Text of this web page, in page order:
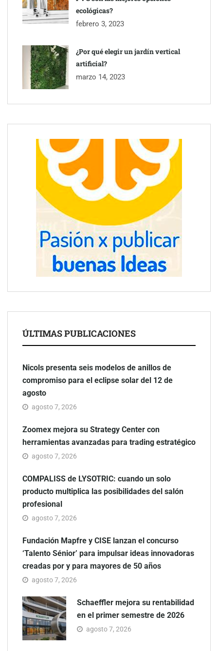
ecológicas?
febrero 3, 2023
¿Por qué elegir un jardín vertical
artificial?
marzo 14, 2023
ÚLTIMAS PUBLICACIONES
Nicols presenta seis modelos de anillos de
compromiso para el eclipse solar del 12 de
agosto
agosto 7, 2026
Zoomex mejora su Strategy Center con
herramientas avanzadas para trading estratégico
agosto 7, 2026
COMPALISS de LYSOTRIC: cuando un solo
producto multiplica las posibilidades del salón
profesional
agosto 7, 2026
Fundación Mapfre y CISE lanzan el concurso
‘Talento Sénior’ para impulsar ideas innovadoras
creadas por y para mayores de 50 años
agosto 7, 2026
Schaeffler mejora su rentabilidad
en el primer semestre de 2026
agosto 7, 2026